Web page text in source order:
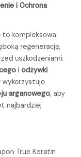
i Ochrona
to kompleksowa
regenerację,
uszkodzeniami.
iodżywki
arganowego, aby
najbardziej
True Keratin